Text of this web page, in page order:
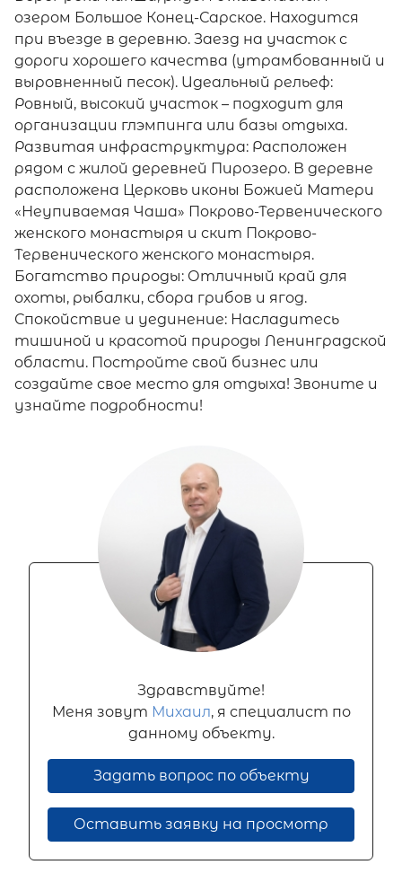
озером Большое Конец-Сарское. Находится
при въезде в деревню. Заезд на участок с
дороги хорошего качества (утрамбованный и
выровненный песок). Идеальный рельеф:
Ровный, высокий участок – подходит для
организации глэмпинга или базы отдыха.
Развитая инфраструктура: Расположен
рядом с жилой деревней Пирозеро. В деревне
расположена Церковь иконы Божией Матери
«Неупиваемая Чаша» Покрово-Тервенического
женского монастыря и скит Покрово-
Тервенического женского монастыря.
Богатство природы: Отличный край для
охоты, рыбалки, сбора грибов и ягод.
Спокойствие и уединение: Насладитесь
тишиной и красотой природы Ленинградской
области. Постройте свой бизнес или
создайте свое место для отдыха! Звоните и
узнайте подробности!
Здравствуйте!
Меня зовут Михаил, я специалист по
данному объекту.
Задать вопрос по объекту
Оставить заявку на просмотр